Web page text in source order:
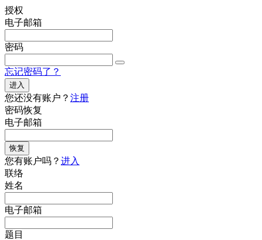
授权
电子邮箱
密码
忘记密码了？
进入
您还没有账户？ 注册
密码恢复
电子邮箱
恢复
您有账户吗？ 进入
联络
姓名
电子邮箱
题目